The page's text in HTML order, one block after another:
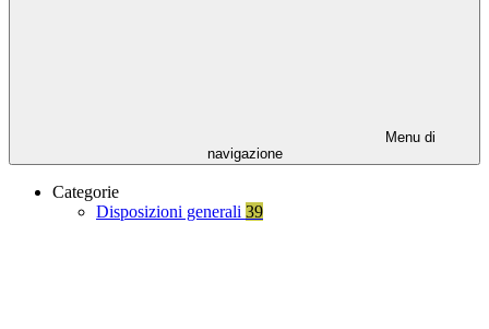
Menu di
navigazione
Categorie
Disposizioni generali 39